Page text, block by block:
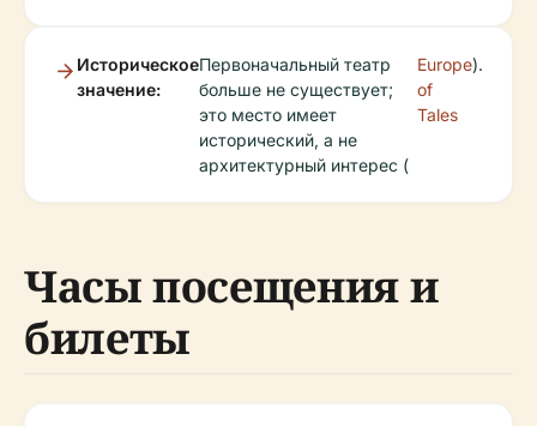
Историческое
значение:
Первоначальный театр
больше не существует;
это место имеет
исторический, а не
архитектурный интерес (
Europe
of
Tales
).
Часы посещения и
билеты